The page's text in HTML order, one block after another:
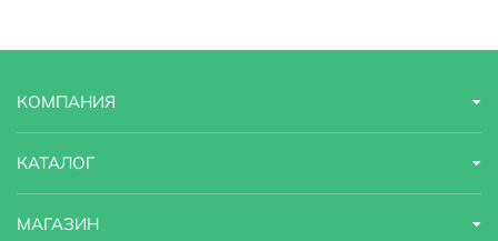
Финская сауна
Вентиляция
КОМПАНИЯ
КАТАЛОГ
МАГАЗИН